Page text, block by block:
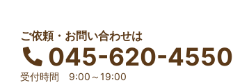
ご依頼・お問い合わせは
045-620-4550
受付時間 9:00～19:00